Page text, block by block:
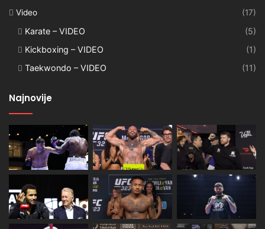
Video
(17)
Karate – VIDEO
(5)
Kickboxing – VIDEO
(1)
Taekwondo – VIDEO
(11)
Najnovije